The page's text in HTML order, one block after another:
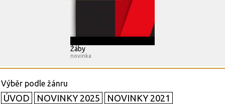
Žáby
novinka
ÚVOD NOVINKY 2025
NOVINKY 2021